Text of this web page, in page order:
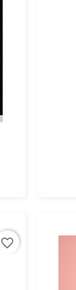
favorite_border